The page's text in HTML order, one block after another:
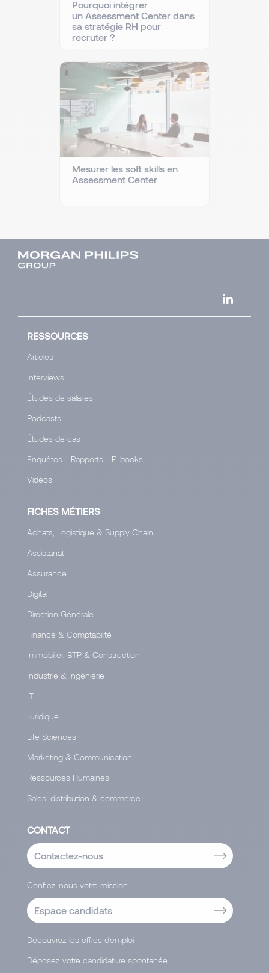
Pourquoi intégrer
un Assessment Center dans
sa stratégie RH pour
recruter ?
Mesurer les soft skills en
Assessment Center
RESSOURCES
Articles
Interviews
Études de salaires
Podcasts
Études de cas
Enquêtes - Rapports - E-books
Vidéos
FICHES MÉTIERS
Achats, Logistique & Supply Chain
Assistanat
Assurance
Digital
Direction Générale
Finance & Comptabilité
Immobilier, BTP & Construction
Industrie & Ingéniérie
IT
Juridique
Life Sciences
Marketing & Communication
Ressources Humaines
Sales, distribution & commerce
CONTACT
Contactez-nous
Confiez-nous votre mission
Espace candidats
Découvrez les offres d'emploi
Déposez votre candidature spontanée